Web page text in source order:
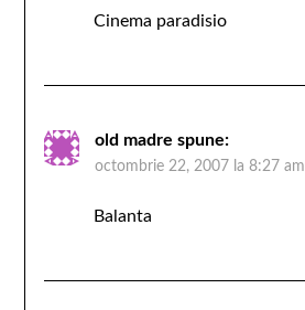
Cinema paradisio
old madre spune:
octombrie 22, 2007 la 8:27 am
Balanta